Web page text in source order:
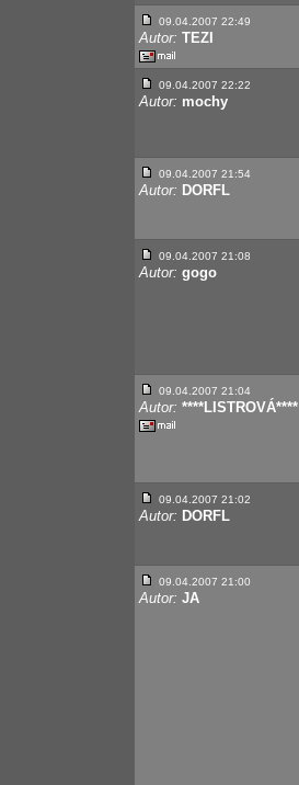
09.04.2007 22:49
Autor: TEZI
09.04.2007 22:22
Autor: mochy
09.04.2007 21:54
Autor: DORFL
09.04.2007 21:08
Autor: gogo
09.04.2007 21:04
Autor: ****LISTROVÁ****
09.04.2007 21:02
Autor: DORFL
09.04.2007 21:00
Autor: JA